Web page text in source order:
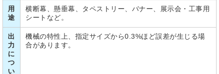
用
途
横断幕、懸垂幕、タペストリー、バナー、展示会・工事用
シートなど。
出
力
に
つ
い
機械の特性上、指定サイズから0.3%ほど誤差が生じる場
合があります。